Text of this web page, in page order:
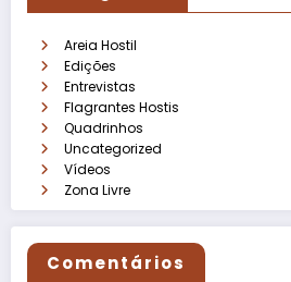
Areia Hostil
Edições
Entrevistas
Flagrantes Hostis
Quadrinhos
Uncategorized
Vídeos
Zona Livre
Comentários